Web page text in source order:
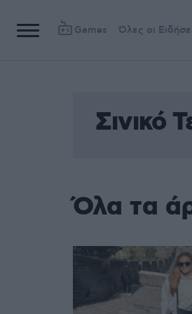
Games Όλες οι
Σινικό
Όλα τα